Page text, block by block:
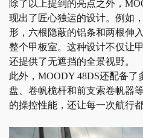
除了以上提到的亮点之外，
现出了匠心独运的设计。例如
形，六根隐蔽的铝条和两根伸
整个甲板室。这种设计不仅让
还提供了无遮挡的全景视野。
此外， MOODY 48DS还配备
盘、卷帆桅杆和前支索卷帆器
的操控性能，还让每一次航行